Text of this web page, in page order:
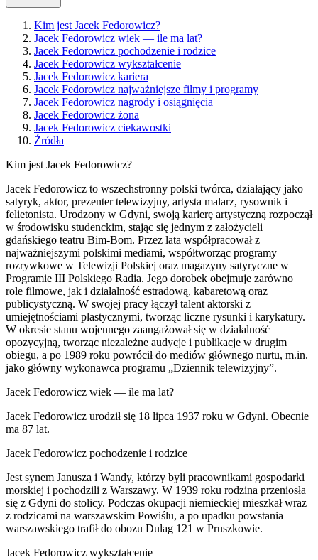
Kim jest Jacek Fedorowicz?
Jacek Fedorowicz wiek — ile ma lat?
Jacek Fedorowicz pochodzenie i rodzice
Jacek Fedorowicz wykształcenie
Jacek Fedorowicz kariera
Jacek Fedorowicz najważniejsze filmy i programy
Jacek Fedorowicz nagrody i osiągnięcia
Jacek Fedorowicz żona
Jacek Fedorowicz ciekawostki
Źródła
Kim jest Jacek Fedorowicz?
Jacek Fedorowicz to wszechstronny polski twórca, działający jako
satyryk, aktor, prezenter telewizyjny, artysta malarz, rysownik i
felietonista. Urodzony w Gdyni, swoją karierę artystyczną rozpoczął
w środowisku studenckim, stając się jednym z założycieli
gdańskiego teatru Bim-Bom. Przez lata współpracował z
najważniejszymi polskimi mediami, współtworząc programy
rozrywkowe w Telewizji Polskiej oraz magazyny satyryczne w
Programie III Polskiego Radia. Jego dorobek obejmuje zarówno
role filmowe, jak i działalność estradową, kabaretową oraz
publicystyczną. W swojej pracy łączył talent aktorski z
umiejętnościami plastycznymi, tworząc liczne rysunki i karykatury.
W okresie stanu wojennego zaangażował się w działalność
opozycyjną, tworząc niezależne audycje i publikacje w drugim
obiegu, a po 1989 roku powrócił do mediów głównego nurtu, m.in.
jako główny wykonawca programu „Dziennik telewizyjny”.
Jacek Fedorowicz wiek — ile ma lat?
Jacek Fedorowicz urodził się 18 lipca 1937 roku w Gdyni. Obecnie
ma 87 lat.
Jacek Fedorowicz pochodzenie i rodzice
Jest synem Janusza i Wandy, którzy byli pracownikami gospodarki
morskiej i pochodzili z Warszawy. W 1939 roku rodzina przeniosła
się z Gdyni do stolicy. Podczas okupacji niemieckiej mieszkał wraz
z rodzicami na warszawskim Powiślu, a po upadku powstania
warszawskiego trafił do obozu Dulag 121 w Pruszkowie.
Jacek Fedorowicz wykształcenie